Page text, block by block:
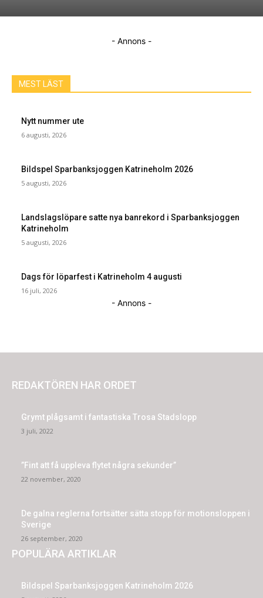
- Annons -
MEST LÄST
Nytt nummer ute
6 augusti, 2026
Bildspel Sparbanksjoggen Katrineholm 2026
5 augusti, 2026
Landslagslöpare satte nya banrekord i Sparbanksjoggen
Katrineholm
5 augusti, 2026
Dags för löparfest i Katrineholm 4 augusti
16 juli, 2026
- Annons -
REDAKTÖREN HAR ORDET
Grymt plågsamt i fantastiska Trosa Stadslopp
3 juli, 2022
”Fint att få uppleva flytet några sekunder”
22 november, 2020
De galna reglerna fortsätter sätta stopp för motionsloppen i
Sverige
26 september, 2020
POPULÄRA ARTIKLAR
Bildspel Sparbanksjoggen Katrineholm 2026